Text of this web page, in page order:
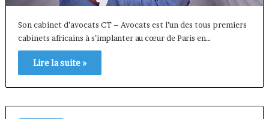
Son cabinet d’avocats CT – Avocats est l’un des tous premiers
cabinets africains à s’implanter au cœur de Paris en…
Lire la suite »